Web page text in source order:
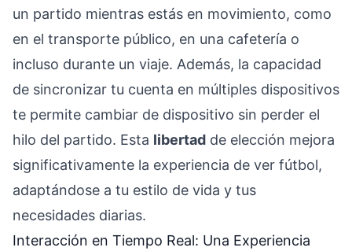
un partido mientras estás en movimiento, como
en el transporte público, en una cafetería o
incluso durante un viaje. Además, la capacidad
de sincronizar tu cuenta en múltiples dispositivos
te permite cambiar de dispositivo sin perder el
hilo del partido. Esta libertad de elección mejora
significativamente la experiencia de ver fútbol,
adaptándose a tu estilo de vida y tus
necesidades diarias.
Interacción en Tiempo Real: Una Experiencia